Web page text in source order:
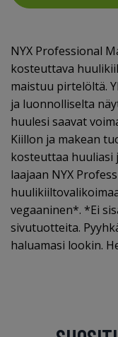
NYX Professional
kosteuttava
maistuu pirtelöltä.
ja luonnolliselta
huulesi saavat
Kiillon ja makean
kosteuttaa huuliasi
laajaan NYX
vegaaninen*. *Ei
sivutuotteita.
haluamasi lookin.